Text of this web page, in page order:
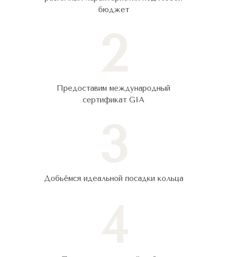
бюджет
Предоставим международный
сертификат GIA
Добьёмся идеальной посадки кольца